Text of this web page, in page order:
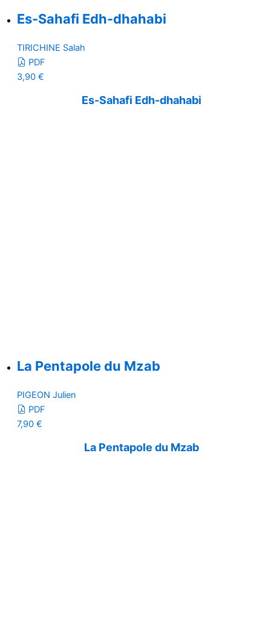
Es-Sahafi Edh-dhahabi
TIRICHINE Salah
PDF
3,90 €
Es-Sahafi Edh-dhahabi
La Pentapole du Mzab
PIGEON Julien
PDF
7,90 €
La Pentapole du Mzab